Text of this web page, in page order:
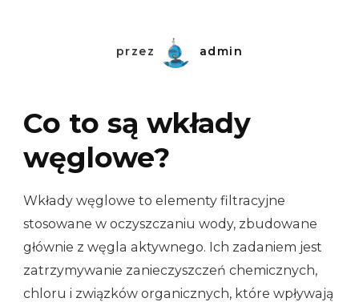
przez admin
Co to są wkłady
węglowe?
Wkłady węglowe to elementy filtracyjne
stosowane w oczyszczaniu wody, zbudowane
głównie z węgla aktywnego. Ich zadaniem jest
zatrzymywanie zanieczyszczeń chemicznych,
chloru i związków organicznych, które wpływają